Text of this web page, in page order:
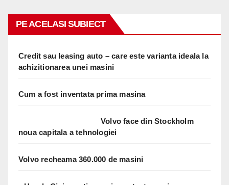
PE ACELASI SUBIECT
Credit sau leasing auto – care este varianta ideala la
achizitionarea unei masini
Cum a fost inventata prima masina
Volvo face din Stockholm
noua capitala a tehnologiei
Volvo recheama 360.000 de masini